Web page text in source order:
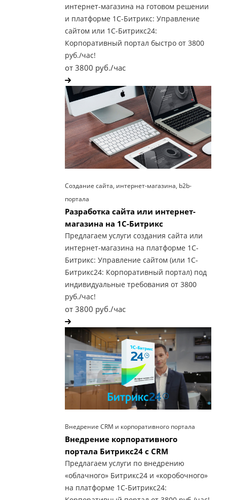
интернет-магазина на готовом решении
и платформе 1С-Битрикс: Управление
сайтом или 1С-Битрикс24:
Корпоративный портал быстро от 3800
руб./час!
от 3800 руб./час
Создание сайта, интернет-магазина, b2b-
портала
Разработка сайта или интернет-
магазина на 1С-Битрикс
Предлагаем услуги создания сайта или
интернет-магазина на платформе 1С-
Битрикс: Управление сайтом (или 1С-
Битрикс24: Корпоративный портал) под
индивидуальные требования от 3800
руб./час!
от 3800 руб./час
Внедрение CRM и корпоративного портала
Внедрение корпоративного
портала Битрикс24 с CRM
Предлагаем услуги по внедрению
«облачного» Битрикс24 и «коробочного»
на платформе 1С-Битрикс24: